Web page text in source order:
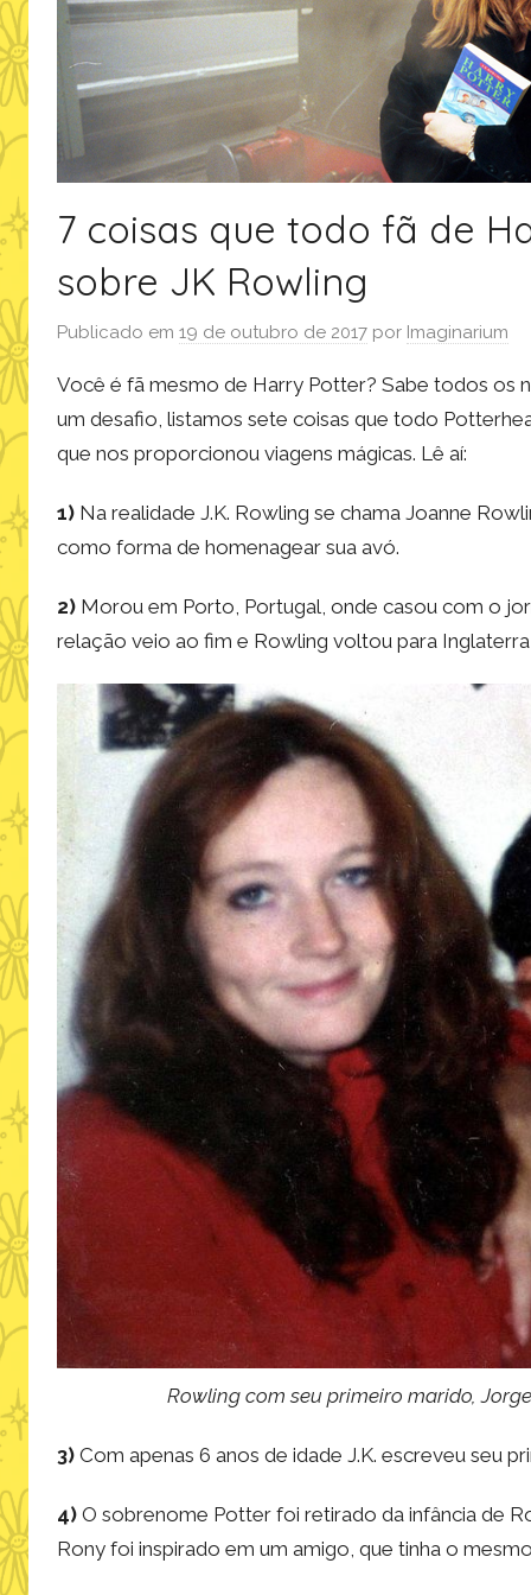
7 coisas que todo fã de
sobre JK Rowling
Publicado em 19 de outubro de 2017 por Imaginarium
Você é fã mesmo de Harry Potter? Sabe todos os
um desafio, listamos sete coisas que todo
que nos proporcionou viagens mágicas. Lê aí:
1) Na realidade J.K. Rowling se chama Joanne
como forma de homenagear sua avó.
2) Morou em Porto, Portugal, onde casou com o
relação veio ao fim e Rowling voltou para Inglaterra
Rowling com seu primeiro marido,
3) Com apenas 6 anos de idade J.K. escreveu seu
4) O sobrenome Potter foi retirado da infância de
Rony foi inspirado em um amigo, que tinha o